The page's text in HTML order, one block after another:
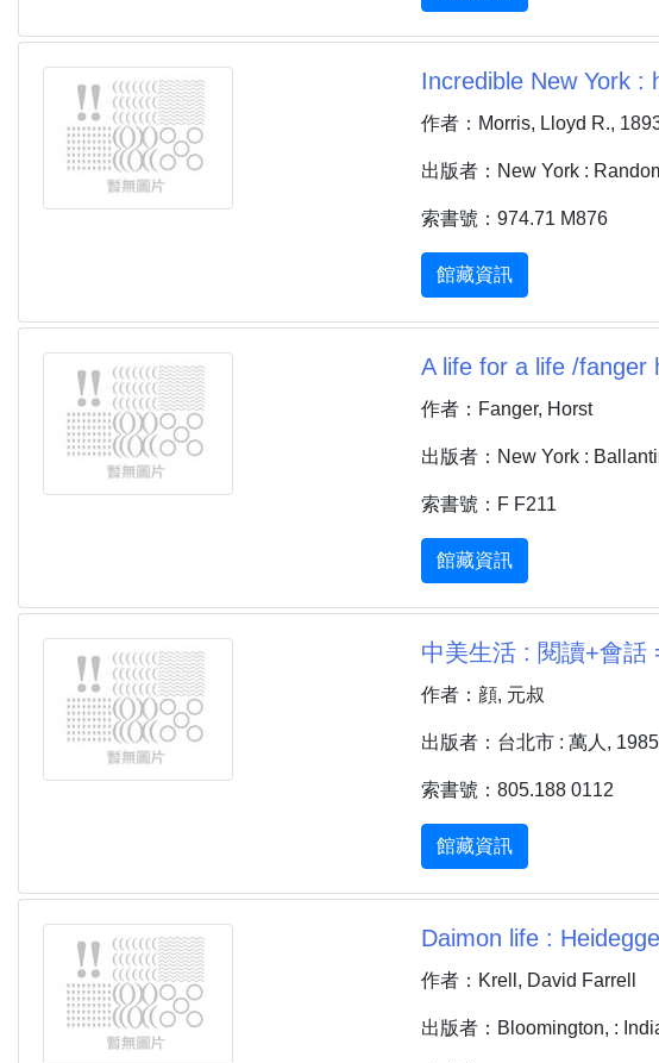
Incredible New York :
作者：Morris, Lloyd R.,
出版者：New York :
索書號：974.71 M876
館藏資訊
A life for a life /fanger
作者：Fanger, Horst
出版者：New York :
索書號：F F211
館藏資訊
中美生活 : 閱讀+會話
作者：顔, 元叔
出版者：台北市 : 萬人,
索書號：805.188 0112
館藏資訊
Daimon life :
作者：Krell, David Farrell
出版者：Bloomington, :